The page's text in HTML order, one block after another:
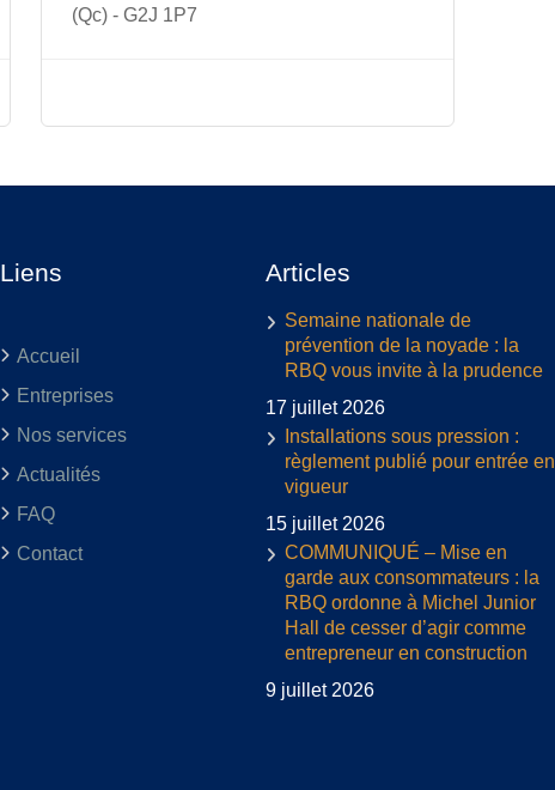
(Qc) - G2J 1P7
Liens
Accueil
Entreprises
Nos services
Actualités
FAQ
Contact
Articles
Semaine nationale de
prévention de la noyade : la
RBQ vous invite à la prudence
17 juillet 2026
Installations sous pression :
règlement publié pour entrée en
vigueur
15 juillet 2026
COMMUNIQUÉ – Mise en
garde aux consommateurs : la
RBQ ordonne à Michel Junior
Hall de cesser d’agir comme
entrepreneur en construction
9 juillet 2026